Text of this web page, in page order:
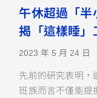
午休超過「半
揭「這樣睡」
2023 年 5 月 24 日
先前的研究表明，
班族而言不僅能提